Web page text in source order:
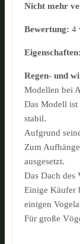
Nicht mehr
Bewertung: 4
Eigenschaften:
Regen- und
Modellen bei
Das Modell
stabil.
Aufgrund
Zum
ausgesetzt.
Das Dach des
Einige Käufer
einigen
Für große